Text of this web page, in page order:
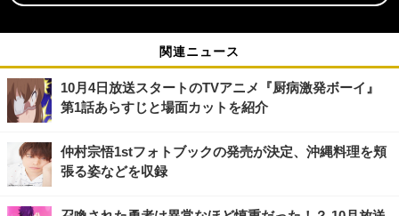
関連ニュース
10月4日放送スタートのTVアニメ『厨病激発ボーイ』
第1話あらすじと場面カットを紹介
仲村宗悟1stフォトブックの発売が決定、沖縄料理を頬
張る姿などを収録